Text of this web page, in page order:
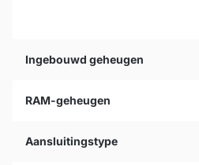
Ingebouwd geheugen
RAM-geheugen
Aansluitingstype